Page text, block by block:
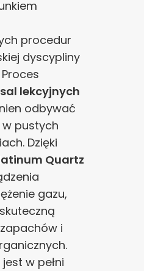
procedur
dyscypliny
lekcyjnych
odbywać
w pustych
Dzięki
Quartz
gazu,
i
w pełni